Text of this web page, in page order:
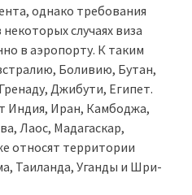
однако требования
случаях виза
в аэропорту. К таким
Боливию, Бутан,
Джибути, Египет.
Индия, Иран, Камбоджа,
Лаос, Мадагаскар,
относят территории
Таиланда, Уганды и Шри-